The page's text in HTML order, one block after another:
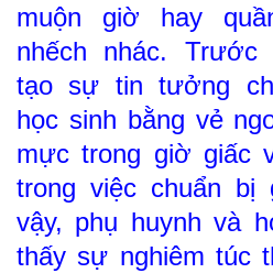
muộn giờ hay
nhếch nhác.
tạo sự tin tưởng
học sinh bằng vẻ
mực trong giờ giấc
trong việc chuẩn bị
vậy, phụ huynh và
thấy sự nghiêm túc